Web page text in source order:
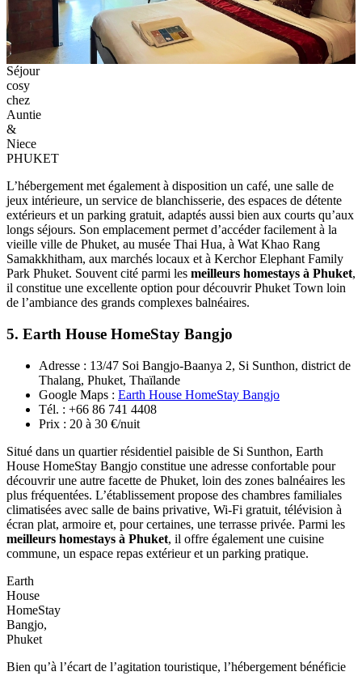
espace de travail et Wi-Fi gratuit. Pour unvoyage en Thaïlande
petit budget, cette adresse offre un bon équilibre entre confort, prix
abordable et immersion locale.
Séjour
chez
PHUKET
L’hébergement met également à disposition un café, une salle de
extérieurs et un parking gratuit, adaptés aussi bien aux courts qu’aux
longs séjours. Son emplacement permet d’accéder facilement à la
vieille ville de Phuket, au musée Thai Hua, à Wat Khao Rang
Samakkhitham, aux marchés locaux et à Kerchor Elephant Family
Park Phuket. Souvent cité parmi lesmeilleurs homestays à Phuket
il constitue une excellente option pour découvrir Phuket Town loin
de l’ambiance des grands complexes balnéaires.
Adresse : 13/47 Soi Bangjo-Baanya 2, Si Sunthon, district de
Thalang, Phuket, Thaïlande
Google Maps :
Tél. : +66 86 741 4408